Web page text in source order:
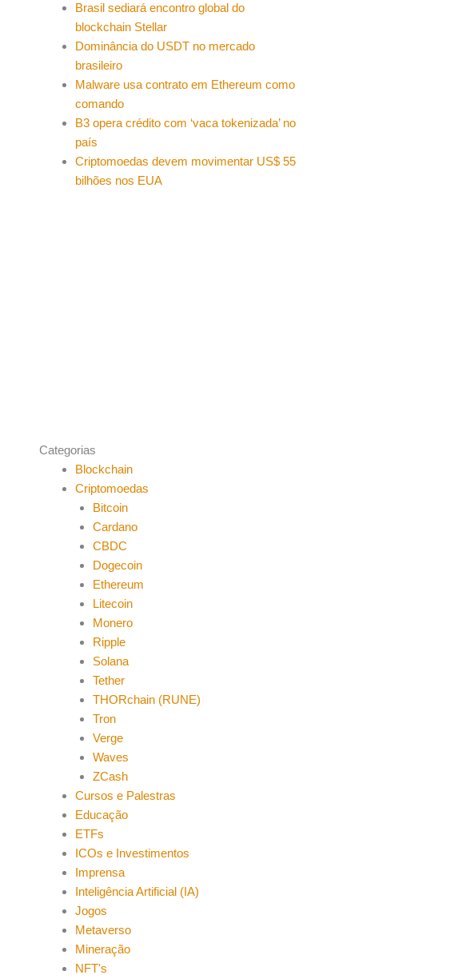
Brasil sediará encontro global do
blockchain Stellar
Dominância do USDT no mercado
brasileiro
Malware usa contrato em Ethereum como
comando
B3 opera crédito com ‘vaca tokenizada’ no
país
Criptomoedas devem movimentar US$ 55
bilhões nos EUA
Categorias
Blockchain
Criptomoedas
Bitcoin
Cardano
CBDC
Dogecoin
Ethereum
Litecoin
Monero
Ripple
Solana
Tether
THORchain (RUNE)
Tron
Verge
Waves
ZCash
Cursos e Palestras
Educação
ETFs
ICOs e Investimentos
Imprensa
Inteligência Artificial (IA)
Jogos
Metaverso
Mineração
NFT's